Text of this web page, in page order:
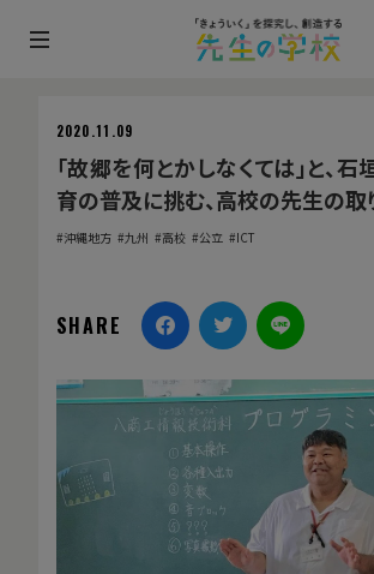
メ
2020.11.09
「故郷を何とかしなくては」と、
育の普及に挑む、高校の先生の取
沖縄地方 九州 高校 公立 ICT
SHARE